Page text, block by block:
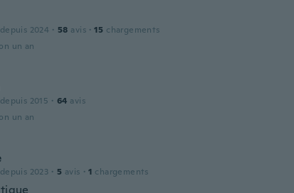
2024 · 58 avis · 15 chargements
un an
2015 · 64 avis
un an
2023 · 5 avis · 1 chargements